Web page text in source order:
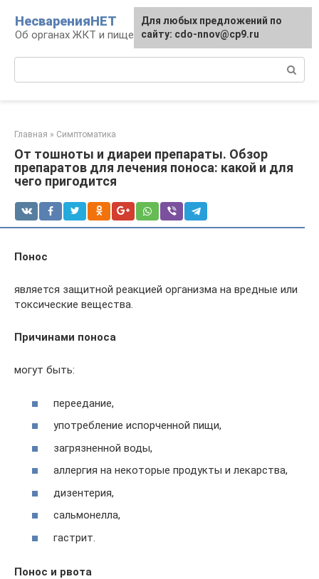
контенту
НесваренияНЕТ
Об органах ЖКТ и пищеварении
Главная » Симптоматика
От тошноты и диареи препараты. Обзор
препаратов для лечения поноса: какой и для
чего пригодится
Понос
является защитной реакцией организма на вредные или
токсические вещества.
Причинами поноса
могут быть:
переедание,
употребление испорченной пищи,
загрязненной воды,
аллергия на некоторые продукты и лекарства,
дизентерия,
сальмонелла,
гастрит.
Понос и рвота
Для любых предложений по
сайту: cdo-nnov@cp9.ru